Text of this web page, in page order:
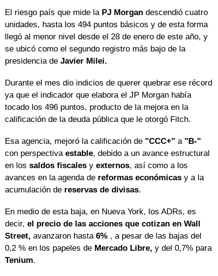
El riesgo país que mide la PJ Morgan descendió cuatro
unidades, hasta los 494 puntos básicos y de esta forma
llegó al menor nivel desde el 28 de enero de este año, y
se ubicó como el segundo registro más bajo de la
presidencia de Javier Milei.
Durante el mes dio indicios de querer quebrar ese récord
ya que el indicador que elabora el JP Morgan había
tocado los 496 puntos, producto de la mejora en la
calificación de la deuda pública que le otorgó Fitch.
Esa agencia, mejoró la calificación de "CCC+" a "B-"
con perspectiva estable, debido a un avance estructural
en los saldos fiscales y externos, así como a los
avances en la agenda de reformas económicas y a la
acumulación de reservas de divisas.
En medio de esta baja, en Nueva York, los ADRs, es
decir, el precio de las acciones que cotizan en Wall
Street, avanzaron hasta 6% , a pesar de las bajas del
0,2 % en los papeles de Mercado Libre, y del 0,7% para
Tenium.